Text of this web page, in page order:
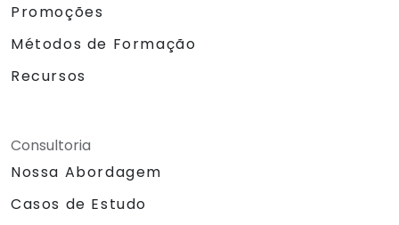
Promoções
Métodos de Formação
Recursos
Consultoria
Nossa Abordagem
Casos de Estudo